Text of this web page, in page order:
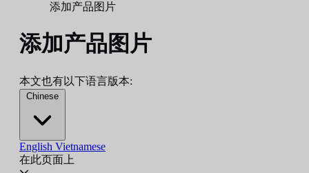
添加产品图片
添加产品图片
本文也有以下语言版本:
Chinese
English Vietnamese
在此页面上